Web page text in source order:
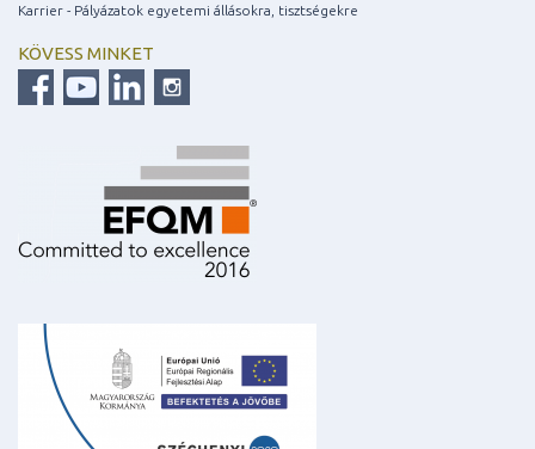
Karrier - Pályázatok egyetemi állásokra, tisztségekre
KÖVESS MINKET